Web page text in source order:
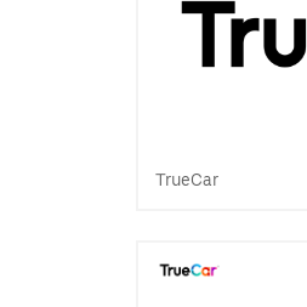
TrueCar